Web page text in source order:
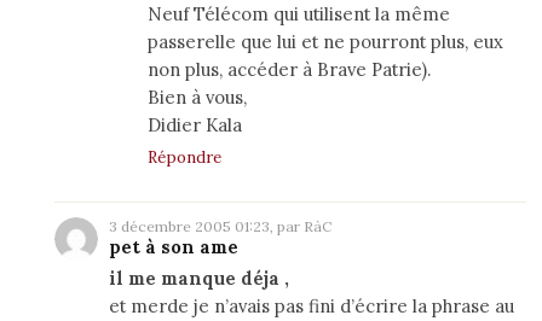
Neuf Télécom qui utilisent la même
passerelle que lui et ne pourront plus, eux
non plus, accéder à Brave Patrie).
Bien à vous,
Didier Kala
Répondre
3 décembre 2005 01:23, par RàC
pet à son ame
il me manque déja ,
et merde je n’avais pas fini d’écrire la phrase au